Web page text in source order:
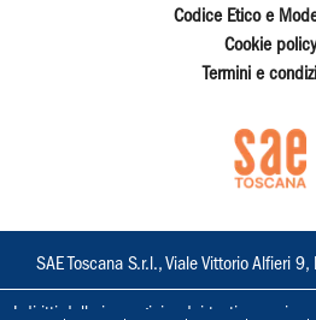
Codice Etico e
Cookie policy
Termini e
SAE Toscana S.r.l., Viale Vittorio Alfieri
I diritti delle immagini e dei testi sono